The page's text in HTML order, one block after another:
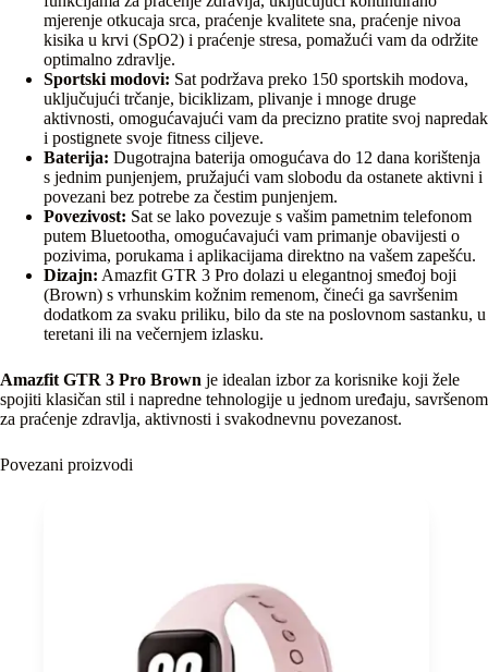
mjerenje otkucaja srca, praćenje kvalitete sna, praćenje nivoa
kisika u krvi (SpO2) i praćenje stresa, pomažući vam da održite
optimalno zdravlje.
Sportski modovi: Sat podržava preko 150 sportskih modova,
uključujući trčanje, biciklizam, plivanje i mnoge druge
aktivnosti, omogućavajući vam da precizno pratite svoj napredak
i postignete svoje fitness ciljeve.
Baterija: Dugotrajna baterija omogućava do 12 dana korištenja
s jednim punjenjem, pružajući vam slobodu da ostanete aktivni i
povezani bez potrebe za čestim punjenjem.
Povezivost: Sat se lako povezuje s vašim pametnim telefonom
putem Bluetootha, omogućavajući vam primanje obavijesti o
pozivima, porukama i aplikacijama direktno na vašem zapešću.
Dizajn: Amazfit GTR 3 Pro dolazi u elegantnoj smeđoj boji
(Brown) s vrhunskim kožnim remenom, čineći ga savršenim
dodatkom za svaku priliku, bilo da ste na poslovnom sastanku, u
teretani ili na večernjem izlasku.
Amazfit GTR 3 Pro Brown je idealan izbor za korisnike koji žele
spojiti klasičan stil i napredne tehnologije u jednom uređaju, savršenom
za praćenje zdravlja, aktivnosti i svakodnevnu povezanost.
Povezani proizvodi